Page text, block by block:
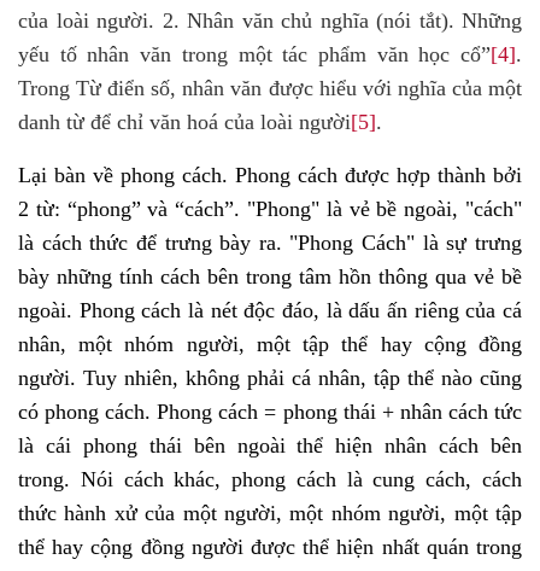
của loài người. 2. Nhân văn chủ nghĩa (nói tắt). Những
yếu tố nhân văn trong một tác phẩm văn học cổ”[4].
Trong Từ điển số, nhân văn được hiểu với nghĩa của một
danh từ để chỉ văn hoá của loài người[5].
Lại bàn về phong cách. Phong cách được hợp thành bởi
2 từ: “phong” và “cách”. "Phong" là vẻ bề ngoài, "cách"
là cách thức để trưng bày ra. "Phong Cách" là sự trưng
bày những tính cách bên trong tâm hồn thông qua vẻ bề
ngoài. Phong cách là nét độc đáo, là dấu ấn riêng của cá
nhân, một nhóm người, một tập thể hay cộng đồng
người. Tuy nhiên, không phải cá nhân, tập thể nào cũng
có phong cách. Phong cách = phong thái + nhân cách tức
là cái phong thái bên ngoài thể hiện nhân cách bên
trong. Nói cách khác, phong cách là cung cách, cách
thức hành xử của một người, một nhóm người, một tập
thể hay cộng đồng người được thể hiện nhất quán trong